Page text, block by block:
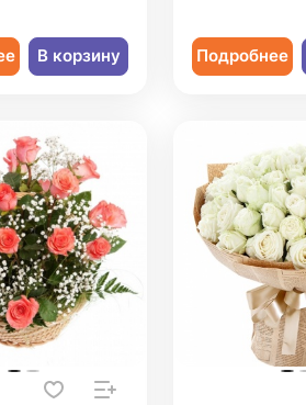
В корзину Подробнее